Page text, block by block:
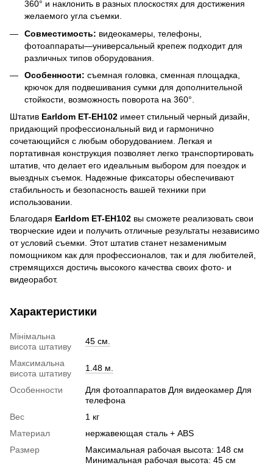
360° и наклонить в разных плоскостях для достижения
желаемого угла съемки.
Совместимость: видеокамеры, телефоны,
фотоаппараты—универсальный крепеж подходит для
различных типов оборудования.
Особенности: съемная головка, сменная площадка,
крючок для подвешивания сумки для дополнительной
стойкости, возможность поворота на 360°.
Штатив Earldom ET-EH102 имеет стильный черный дизайн,
придающий профессиональный вид и гармонично
сочетающийся с любым оборудованием. Легкая и
портативная конструкция позволяет легко транспортировать
штатив, что делает его идеальным выбором для поездок и
выездных съемок. Надежные фиксаторы обеспечивают
стабильность и безопасность вашей техники при
использовании.
Благодаря Earldom ET-EH102 вы сможете реализовать свои
творческие идеи и получить отличные результаты независимо
от условий съемки. Этот штатив станет незаменимым
помощником как для профессионалов, так и для любителей,
стремящихся достичь высокого качества своих фото- и
видеоработ.
Характеристики
Мінімальна
висота штативу
45 см.
Максимальна
висота штативу
1.48 м.
Особенности
Для фотоаппаратов Для видеокамер Для
телефона
Вес
1 кг
Материал
нержавеющая сталь + ABS
Размер
Максимальная рабочая высота: 148 см
Минимальная рабочая высота: 45 см